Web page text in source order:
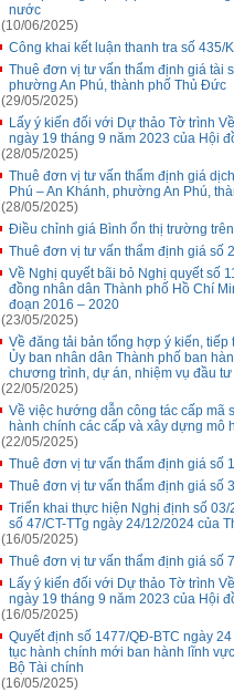
nước
(10/06/2025)
Công khai kết luận thanh tra số 435/
Thuê đơn vị tư vấn thẩm định giá tài
phường An Phú, thành phố Thủ Đức
(29/05/2025)
Lấy ý kiến đối với Dự thảo Tờ trình
ngày 19 tháng 9 năm 2023 của Hội
(28/05/2025)
Thuê đơn vị tư vấn thẩm định giá
Phú – An Khánh, phường An Phú,
(28/05/2025)
Điều chỉnh giá Bình ổn thị trường
Thuê đơn vị tư vấn thẩm định giá số
Về Nghị quyết bãi bỏ Nghị quyết số
đồng nhân dân Thành phố Hồ Chí
đoạn 2016 – 2020
(23/05/2025)
Về đăng tải bản tổng hợp ý kiến,
Ủy ban nhân dân Thành phố ban
chương trình, dự án, nhiệm vụ đầu
(22/05/2025)
Về việc hướng dẫn công tác cấp mã
hành chính các cấp và xây dựng
(22/05/2025)
Thuê đơn vị tư vấn thẩm định giá số
Thuê đơn vị tư vấn thẩm định giá số
Triển khai thực hiện Nghị định số
số 47/CT-TTg ngày 24/12/2024 của
(16/05/2025)
Thuê đơn vị tư vấn thẩm định giá số
Lấy ý kiến đối với Dự thảo Tờ trình
ngày 19 tháng 9 năm 2023 của Hội
(16/05/2025)
Quyết định số 1477/QĐ-BTC ngày
tục hành chính mới ban hành lĩnh
Bộ Tài chính
(16/05/2025)